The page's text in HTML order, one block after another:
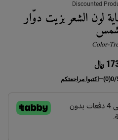
Discounted
لون الشعر بزيت دوّار
Color-
﷼
0/
(0)
— اكتبوا مراجعتكم